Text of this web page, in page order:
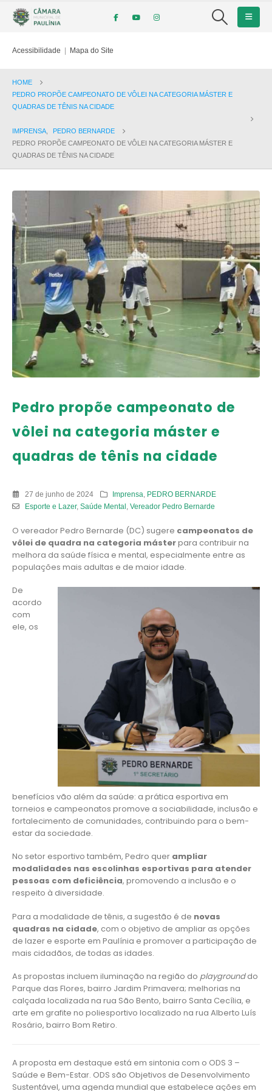
Acessibilidade | Mapa do Site
HOME
PEDRO PROPÕE CAMPEONATO DE VÔLEI NA CATEGORIA MÁSTER E
QUADRAS DE TÊNIS NA CIDADE
IMPRENSA
PEDRO BERNARDE
PEDRO PROPÕE CAMPEONATO DE VÔLEI NA CATEGORIA MÁSTER E
QUADRAS DE TÊNIS NA CIDADE
Pedro propõe campeonato de
vôlei na categoria máster e
quadras de tênis na cidade
27 de junho de 2024 Imprensa
PEDRO BERNARDE
Esporte e Lazer, Saúde Mental Vereador Pedro Bernarde
O vereador Pedro Bernarde (DC) sugere campeonatos de
vôlei de quadra na categoria másterpara contribuir na
melhora da saúde física e mental, especialmente entre as
populações mais adultas e de maior idade.
De
acordo
com
ele, os
benefícios vão além da saúde: a prática esportiva em
torneios e campeonatos promove a sociabilidade, inclusão e
fortalecimento de comunidades, contribuindo para o bem-
estar da sociedade.
No setor esportivo também, Pedro quer ampliar
modalidades nas escolinhas esportivas para atender
pessoas com deficiência, promovendo a inclusão e o
respeito à diversidade.
Para a modalidade de tênis, a sugestão é de novas
quadras na cidade, com o objetivo de ampliar as opções
de lazer e esporte em Paulínia e promover a participação de
mais cidadãos, de todas as idades.
As propostas incluem iluminação na região do playgrounddo
Parque das Flores, bairro Jardim Primavera; melhorias na
calçada localizada na rua São Bento, bairro Santa Cecília, e
arte em grafite no poliesportivo localizado na rua Alberto Luís
Rosário, bairro Bom Retiro.
A proposta em destaque está em sintonia com o ODS 3 –
Saúde e Bem-Estar. ODS são Objetivos de Desenvolvimento
Sustentável, uma agenda mundial que estabelece ações em